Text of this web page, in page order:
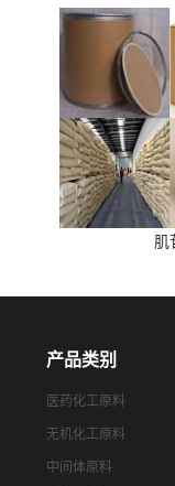
肌
产品类别
医药化工原料
无机化工原料
中间体原料